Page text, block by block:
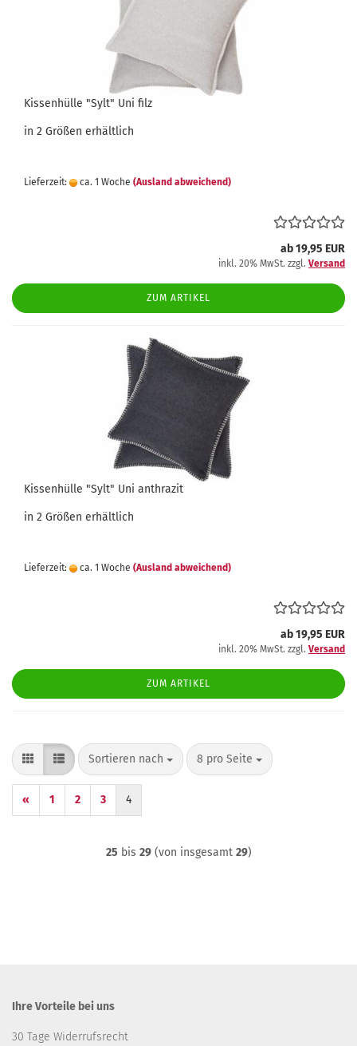
Kissenhülle "Sylt" Uni filz
in 2 Größen erhältlich
Lieferzeit: ca. 1 Woche (Ausland abweichend)
ab 19,95 EUR
inkl. 20% MwSt. zzgl. Versand
ZUM ARTIKEL
Kissenhülle "Sylt" Uni anthrazit
in 2 Größen erhältlich
Lieferzeit: ca. 1 Woche (Ausland abweichend)
ab 19,95 EUR
inkl. 20% MwSt. zzgl. Versand
ZUM ARTIKEL
Sortieren nach
Sortieren nach 8 pro Seite
pro Seite
« 1 2 3 4
25 bis 29(von insgesamt 29)
Ihre Vorteile bei uns
30 Tage Widerrufsrecht